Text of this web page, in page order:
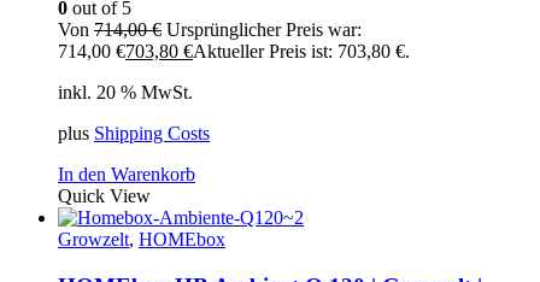
0 out of 5
Von 714,00€ Ursprünglicher Preis war:
714,00 €703,80 €Aktueller Preis ist: 703,80 €.
inkl. 20 % MwSt.
plus Shipping Costs
In den Warenkorb
Quick View
Growzelt, HOMEbox